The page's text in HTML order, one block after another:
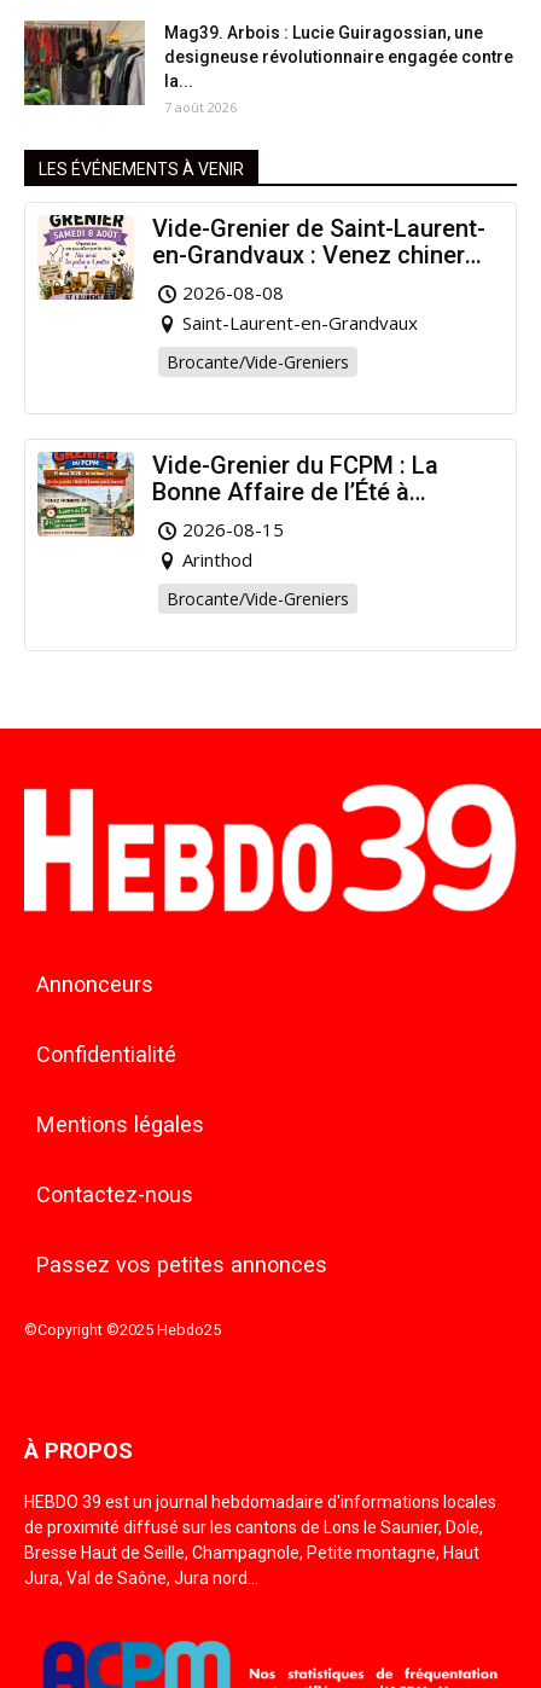
Mag39. Arbois : Lucie Guiragossian, une
designeuse révolutionnaire engagée contre
la...
7 août 2026
LES ÉVÉNEMENTS À VENIR
Vide-Grenier de Saint-Laurent-
en-Grandvaux : Venez chiner
pour la bonne cause !
2026-08-08
Saint-Laurent-en-Grandvaux
Brocante/Vide-Greniers
Vide-Grenier du FCPM : La
Bonne Affaire de l’Été à
Arinthod !
2026-08-15
Arinthod
Brocante/Vide-Greniers